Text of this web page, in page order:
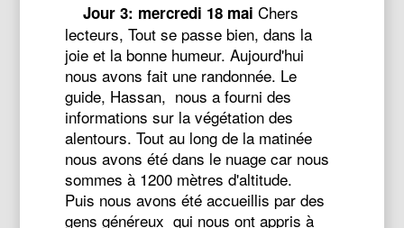
Jour 3: mercredi 18 mai Chers
lecteurs, Tout se passe bien, dans la
joie et la bonne humeur. Aujourd'hui
nous avons fait une randonnée. Le
guide, Hassan, nous a fourni des
informations sur la végétation des
alentours. Tout au long de la matinée
nous avons été dans le nuage car nous
sommes à 1200 mètres d'altitude.
Puis nous avons été accueillis par des
gens généreux qui nous ont appris à